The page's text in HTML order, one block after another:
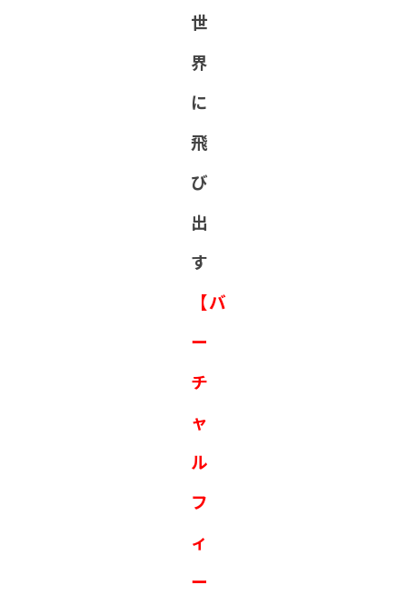
世
界
に
飛
び
出
す
【バ
ー
チ
ャ
ル
フ
ィ
ー